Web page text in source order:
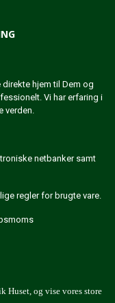
hjem til Dem og
Vi har erfaring i
verden.
netbanker samt
regler for brugte vare.
Huset, og vise vores store